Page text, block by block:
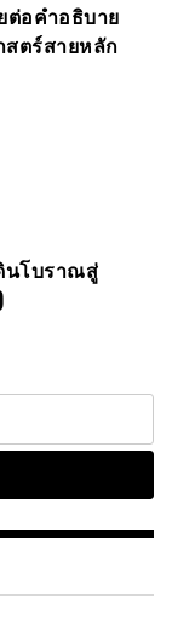
อคำอธิบาย
ตร์สายหลัก
นโบราณสู่